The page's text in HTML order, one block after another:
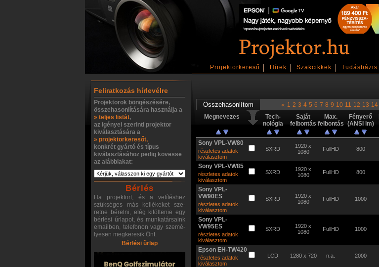
Projektorkereső Hírek Szakcikkek Tudásbázis
Feliratkozás hírlevélre
Projektorok böngészésére,
összehasonlítására használja a
» teljes listát,
az igényei szerinti projektor
kiválasztására a
» projektorkeresőt,
konkrét gyártó és típus
kiválasztásához pedig kövesse
az alábbiakat:
Bérlés
Ha projektort, és a vetítéshez
szükséges más kellékeket sze-
retne bérelni, elég kitöltenie egy
bérlési űrlapot, és munkatársaink
emailben, telefonon vagy szemé-
lyesen megkeresik Önt.
Bérlési űrlap
« 1 2 3 4 5 6 7 8 9 10 11 12 13 14
Megnevezes
Tech-
nológia
Saját
felbontás
Max.
felbontás
Fényerő
(ANSI lm)
Sony VPL-VW80
részletes adatok
kiválasztom
SXRD
1920 x
1080
FullHD 800
Sony VPL-VW85
részletes adatok
kiválasztom
SXRD
1920 x
1080
FullHD 800
Sony VPL-
VW90ES
részletes adatok
kiválasztom
SXRD
1920 x
1080
FullHD 1000
Sony VPL-
VW95ES
részletes adatok
kiválasztom
SXRD
1920 x
1080
FullHD 1000
Epson EH-TW420
részletes adatok
kiválasztom
LCD 1280 x 720 n.a. 2000